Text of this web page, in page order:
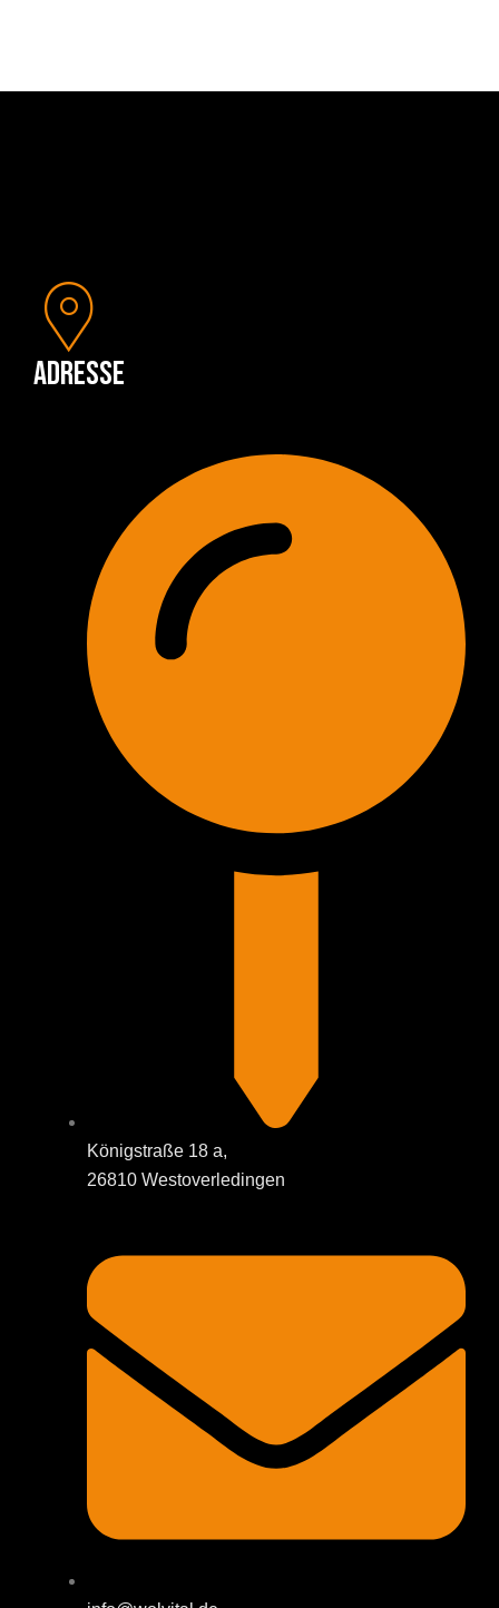
Adresse
Königstraße 18 a,
26810 Westoverledingen